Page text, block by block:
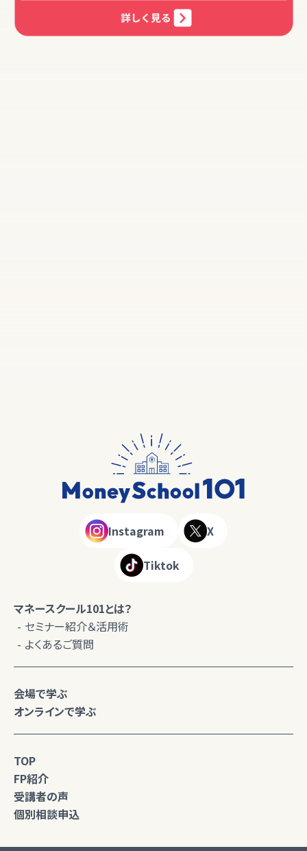
Instagram X
Tiktok
マネースクール101とは？
セミナー紹介＆活用術
よくあるご質問
会場で学ぶ
オンラインで学ぶ
TOP
FP紹介
受講者の声
個別相談申込